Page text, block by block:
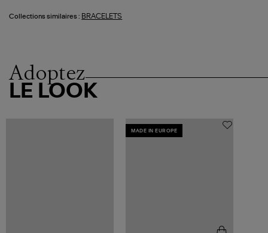
Collections similaires : BRACELETS
Adoptez
LE LOOK
MADE IN EUROPE